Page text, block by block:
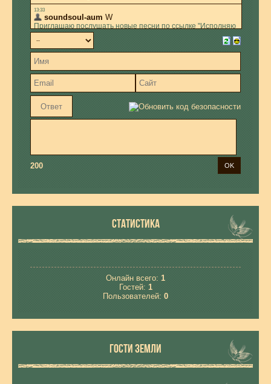
200
СТАТИСТИКА
Онлайн всего: 1
Гостей: 1
Пользователей: 0
ГОСТИ ЗЕМЛИ